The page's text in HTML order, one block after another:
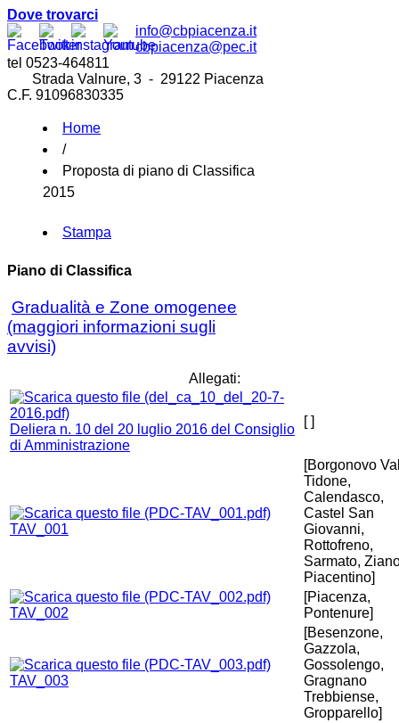
Dove trovarci
info@cbpiacenza.it
cbpiacenza@pec.it
tel 0523-464811
Strada Valnure, 3 - 29122 Piacenza
C.F. 91096830335
Home
/
Proposta di piano di Classifica
2015
Stampa
Piano di Classifica
Gradualità e Zone omogenee
(maggiori informazioni sugli
avvisi)
Allegati:
Deliera n. 10 del 20 luglio 2016 del Consiglio
di Amministrazione
[ ]
TAV_001
[Borgonovo
Tidone,
Calendasco,
Castel San
Giovanni,
Rottofreno,
Sarmato,
Piacentino]
TAV_002
[Piacenza,
Pontenure]
TAV_003
[Besenzone,
Gazzola,
Gossolengo,
Gragnano
Trebbiense,
Gropparello]